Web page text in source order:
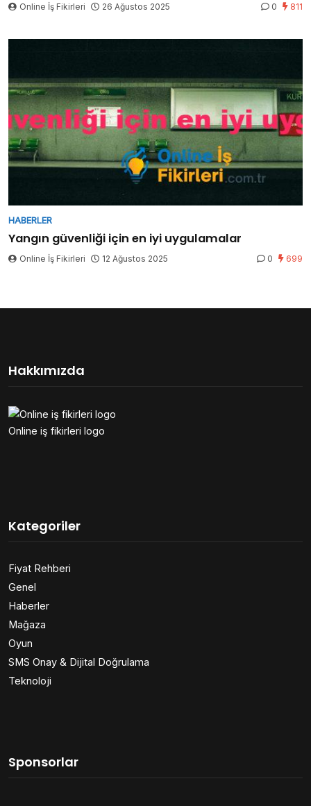
Online İş Fikirleri 26 Ağustos 2025 0 811
HABERLER
Yangın güvenliği için en iyi uygulamalar
Online İş Fikirleri 12 Ağustos 2025 0 699
Hakkımızda
Online iş fikirleri logo
Kategoriler
Fiyat Rehberi
Genel
Haberler
Mağaza
Oyun
SMS Onay & Dijital Doğrulama
Teknoloji
Sponsorlar